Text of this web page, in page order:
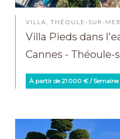
VILLA, THÉOULE-SUR-MER
Villa Pieds dans
Cannes - Théoule-
À partir de 21 000 € / Semaine